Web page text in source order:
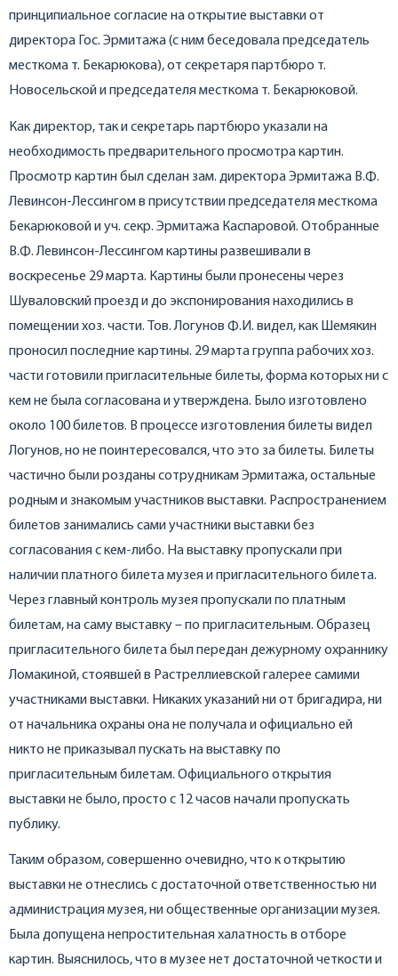
принципиальное согласие на открытие выставки от
директора Гос. Эрмитажа (с ним беседовала председатель
месткома т. Бекарюкова), от секретаря партбюро т.
Новосельской и председателя месткома т. Бекарюковой.
Как директор, так и секретарь партбюро указали на
необходимость предварительного просмотра картин.
Просмотр картин был сделан зам. директора Эрмитажа В.Ф.
Левинсон-Лессингом в присутствии председателя месткома
Бекарюковой и уч. секр. Эрмитажа Каспаровой. Отобранные
В.Ф. Левинсон-Лессингом картины развешивали в
воскресенье 29 марта. Картины были пронесены через
Шуваловский проезд и до экспонирования находились в
помещении хоз. части. Тов. Логунов Ф.И. видел, как Шемякин
проносил последние картины. 29 марта группа рабочих хоз.
части готовили пригласительные билеты, форма которых ни с
кем не была согласована и утверждена. Было изготовлено
около 100 билетов. В процессе изготовления билеты видел
Логунов, но не поинтересовался, что это за билеты. Билеты
частично были розданы сотрудникам Эрмитажа, остальные
родным и знакомым участников выставки. Распространением
билетов занимались сами участники выставки без
согласования с кем-либо. На выставку пропускали при
наличии платного билета музея и пригласительного билета.
Через главный контроль музея пропускали по платным
билетам, на саму выставку – по пригласительным. Образец
пригласительного билета был передан дежурному охраннику
Ломакиной, стоявшей в Растреллиевской галерее самими
участниками выставки. Никаких указаний ни от бригадира, ни
от начальника охраны она не получала и официально ей
никто не приказывал пускать на выставку по
пригласительным билетам. Официального открытия
выставки не было, просто с 12 часов начали пропускать
публику.
Таким образом, совершенно очевидно, что к открытию
выставки не отнеслись с достаточной ответственностью ни
администрация музея, ни общественные организации музея.
Была допущена непростительная халатность в отборе
картин. Выяснилось, что в музее нет достаточной четкости и